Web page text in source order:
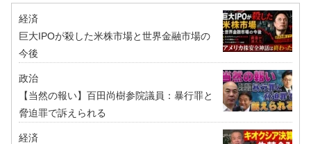
経済
巨大IPOが殺した米株市場と世界金融市場の
今後
政治
【当然の報い】百田尚樹参院議員：暴行罪と
脅迫罪で訴えられる
経済